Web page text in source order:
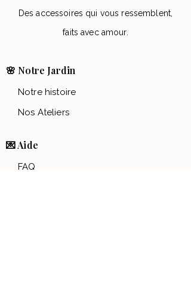
Des accessoires qui vous ressemblent,
faits avec amour.
🌸 Notre Jardin
Notre histoire
Nos Ateliers
💌 Aide
FAQ